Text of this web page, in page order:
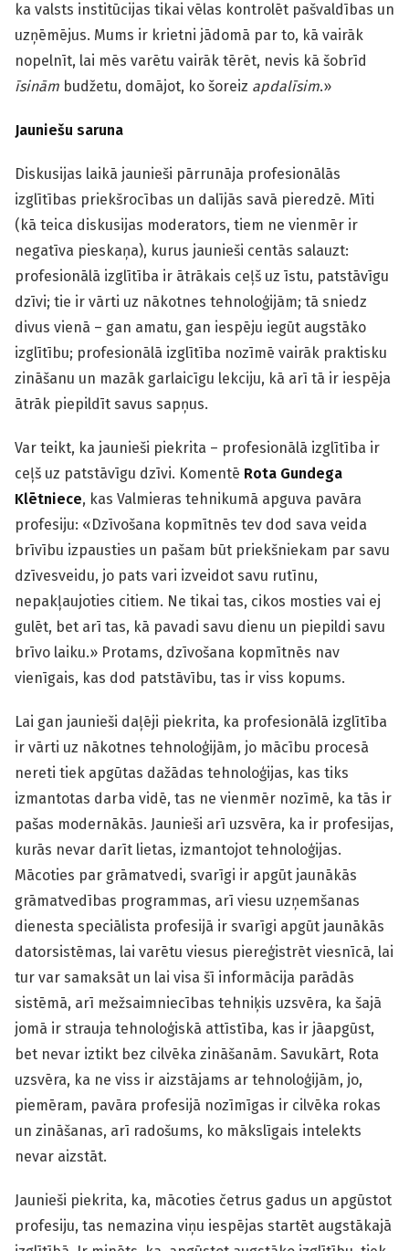
ka valsts institūcijas tikai vēlas kontrolēt pašvaldības un
uzņēmējus. Mums ir krietni jādomā par to, kā vairāk
nopelnīt, lai mēs varētu vairāk tērēt, nevis kā šobrīd
īsinām budžetu, domājot, ko šoreiz apdalīsim.»
Jauniešu saruna
Diskusijas laikā jaunieši pārrunāja profesionālās
izglītības priekšrocības un dalījās savā pieredzē. Mīti
(kā teica diskusijas moderators, tiem ne vienmēr ir
negatīva pieskaņa), kurus jaunieši centās salauzt:
profesionālā izglītība ir ātrākais ceļš uz īstu, patstāvīgu
dzīvi; tie ir vārti uz nākotnes tehnoloģijām; tā sniedz
divus vienā – gan amatu, gan iespēju iegūt augstāko
izglītību; profesionālā izglītība nozīmē vairāk praktisku
zināšanu un mazāk garlaicīgu lekciju, kā arī tā ir iespēja
ātrāk piepildīt savus sapņus.
Var teikt, ka jaunieši piekrita – profesionālā izglītība ir
ceļš uz patstāvīgu dzīvi. Komentē Rota Gundega
Klētniece, kas Valmieras tehnikumā apguva pavāra
profesiju: «Dzīvošana kopmītnēs tev dod sava veida
brīvību izpausties un pašam būt priekšniekam par savu
dzīvesveidu, jo pats vari izveidot savu rutīnu,
nepakļaujoties citiem. Ne tikai tas, cikos mosties vai ej
gulēt, bet arī tas, kā pavadi savu dienu un piepildi savu
brīvo laiku.» Protams, dzīvošana kopmītnēs nav
vienīgais, kas dod patstāvību, tas ir viss kopums.
Lai gan jaunieši daļēji piekrita, ka profesionālā izglītība
ir vārti uz nākotnes tehnoloģijām, jo mācību procesā
nereti tiek apgūtas dažādas tehnoloģijas, kas tiks
izmantotas darba vidē, tas ne vienmēr nozīmē, ka tās ir
pašas modernākās. Jaunieši arī uzsvēra, ka ir profesijas,
kurās nevar darīt lietas, izmantojot tehnoloģijas.
Mācoties par grāmatvedi, svarīgi ir apgūt jaunākās
grāmatvedības programmas, arī viesu uzņemšanas
dienesta speciālista profesijā ir svarīgi apgūt jaunākās
datorsistēmas, lai varētu viesus piereģistrēt viesnīcā, lai
tur var samaksāt un lai visa šī informācija parādās
sistēmā, arī mežsaimniecības tehniķis uzsvēra, ka šajā
jomā ir strauja tehnoloģiskā attīstība, kas ir jāapgūst,
bet nevar iztikt bez cilvēka zināšanām. Savukārt, Rota
uzsvēra, ka ne viss ir aizstājams ar tehnoloģijām, jo,
piemēram, pavāra profesijā nozīmīgas ir cilvēka rokas
un zināšanas, arī radošums, ko mākslīgais intelekts
nevar aizstāt.
Jaunieši piekrita, ka, mācoties četrus gadus un apgūstot
profesiju, tas nemazina viņu iespējas startēt augstākajā